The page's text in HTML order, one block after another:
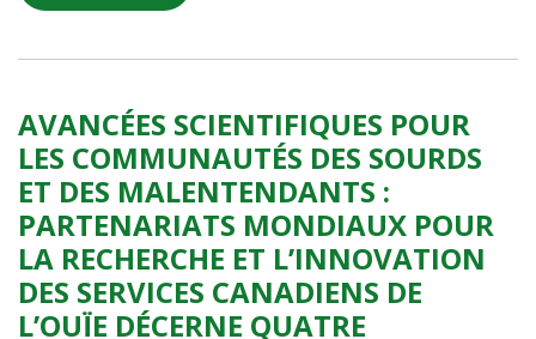
AVANCÉES SCIENTIFIQUES POUR
LES COMMUNAUTÉS DES SOURDS
ET DES MALENTENDANTS :
PARTENARIATS MONDIAUX POUR
LA RECHERCHE ET L’INNOVATION
DES SERVICES CANADIENS DE
L’OUÏE DÉCERNE QUATRE